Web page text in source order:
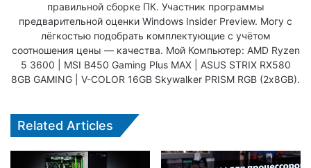
правильной сборке ПК. Участник программы
предварительной оценки Windows Insider Preview. Могу с
лёгкостью подобрать комплектующие с учётом
соотношения цены — качества. Мой Компьютер: AMD Ryzen
5 3600 | MSI B450 Gaming Plus MAX | ASUS STRIX RX580
8GB GAMING | V-COLOR 16GB Skywalker PRISM RGB (2х8GB).
Related Articles